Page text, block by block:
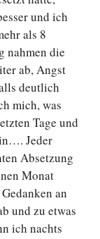
und ich
als 8
nahmen die
ab, Angst
deutlich
mich, was
Tage und
Jeder
Absetzung
Monat
an
und zu etwas
ich nachts